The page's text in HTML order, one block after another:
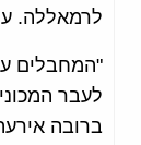
לרמאללה.
"המחבלים
לעבר
ברובה